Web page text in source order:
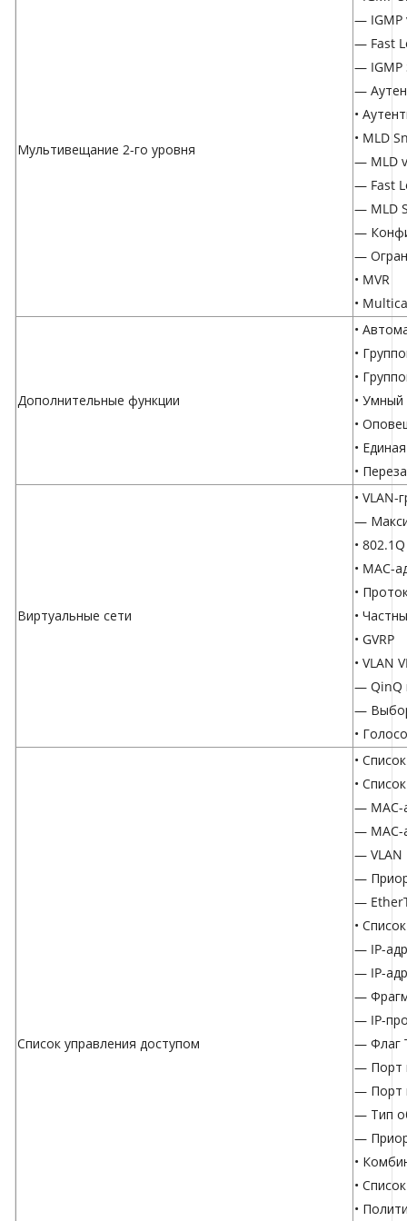
Мультивещание 2-го уровня
— IGMP
— Fast
— IGMP
—
•
• MLD
— MLD
— Fast
— MLD
—
—
• MVR
•
Дополнительные функции
•
•
•
• Умный
•
•
•
Виртуальные сети
• VLAN-
—
•
• MAC-
•
•
• GVRP
• VLAN
— QinQ
—
•
Список управления доступом
•
•
— MAC-
— MAC-
— VLAN
—
—
•
— IP-
— IP-
—
— IP-
— Флаг
— Порт
— Порт
— Тип
—
•
•
•